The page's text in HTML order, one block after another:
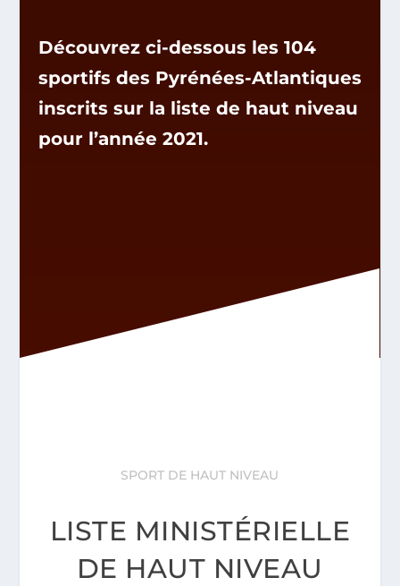
Découvrez ci-dessous les 104
sportifs des Pyrénées-Atlantiques
inscrits sur la liste de haut niveau
pour l’année 2021.
SPORT DE HAUT NIVEAU
LISTE MINISTÉRIELLE
DE HAUT NIVEAU